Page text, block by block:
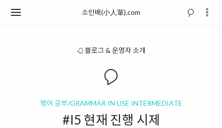
소인배(小人輩).com
블로그 & 운영자 소개
영어 공부/GRAMMAR IN USE INTERMEDIATE
#I5 현재 진행 시제